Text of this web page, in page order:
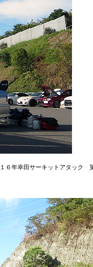
年幸田サーキットアタック